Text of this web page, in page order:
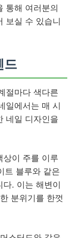
통해 여러분의
보실 수 있습니
드
절마다 색다른
일에서는 매 시
네일 디자인을
상이 주를 이루
트 블루와 같은
. 이는 해변이
분위기를 한껏